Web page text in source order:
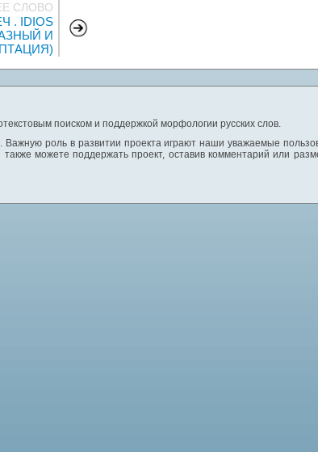
СЛОВО
. IDIOS
И
поиском и поддержкой морфологии русских слов.
Важную роль в развитии проекта играют наши уважаемые
можете поддержать проект, оставив комментарий или